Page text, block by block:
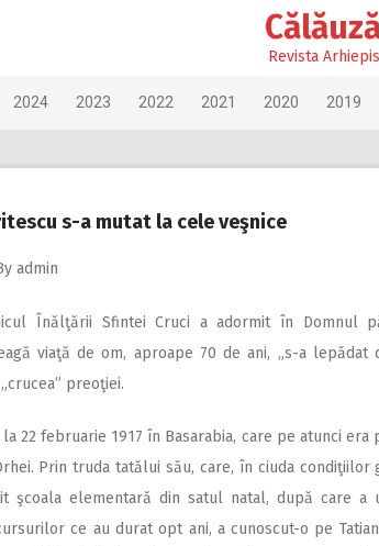
Revista
2024 2023 2022 2021 2020 2019
s-a mutat la cele veşnice
admin
Înălţării Sfintei Cruci a adormit în Domnul
viaţă de om, aproape 70 de ani, „s-a lepădat
preoţiei.
22 februarie 1917 în Basarabia, care pe atunci era
Prin truda tatălui său, care, în ciuda
şcoala elementară din satul natal, după care a
ce au durat opt ani, a cunoscut-o pe